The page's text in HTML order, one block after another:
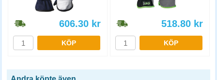
606.30 kr
KÖP
518.80 kr
KÖP